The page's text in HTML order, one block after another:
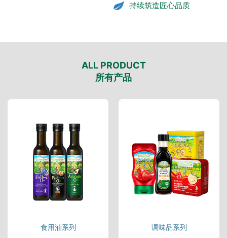
持续筑造匠心品质
ALL PRODUCT
所有产品
食用油系列 调味品系列